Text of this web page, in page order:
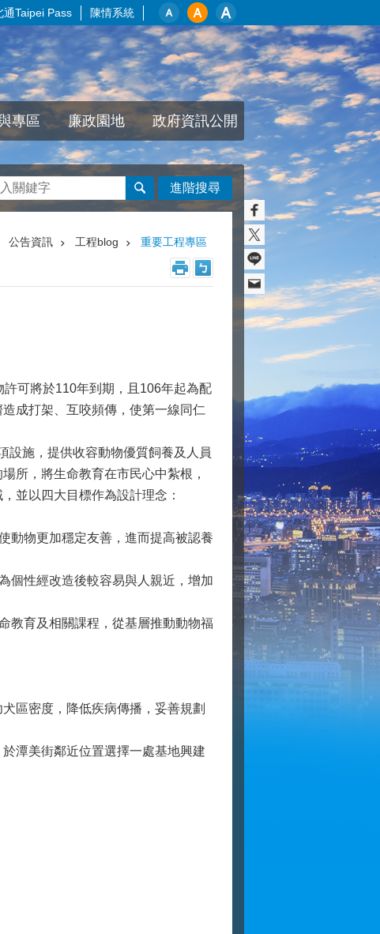
通Taipei Pass 陳情系統
專區 廉政園地 政府資訊公開
進階搜尋
公告資訊 工程blog 重要工程專區
可將於110年到期，且106年起為配
成打架、互咬頻傳，使第一線同仁
施，提供收容動物優質飼養及人員
所，將生命教育在市民心中紮根，
並以四大目標作為設計理念：
動物更加穩定友善，進而提高被認養
個性經改造後較容易與人親近，增加
教育及相關課程，從基層推動動物福
區密度，降低疾病傳播，妥善規劃
潭美街鄰近位置選擇一處基地興建